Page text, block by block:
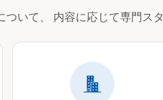
いて、 内容に応じて専門ス